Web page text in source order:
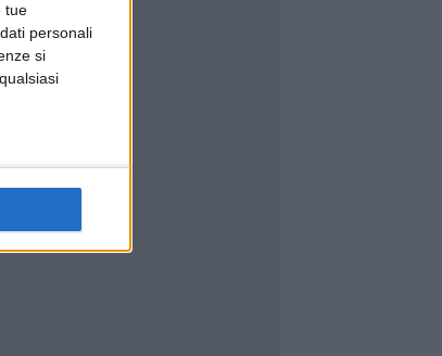
tue
personali
si